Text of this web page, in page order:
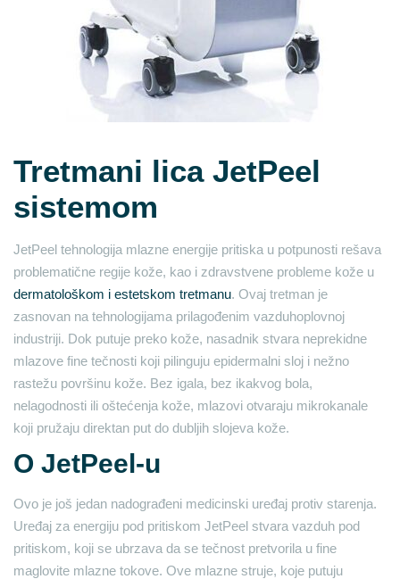
Tretmani lica JetPeel
sistemom
JetPeel tehnologija mlazne energije pritiska u potpunosti rešava
problematične regije kože, kao i zdravstvene probleme kože u
dermatološkom i estetskom tretmanu. Ovaj tretman je
zasnovan na tehnologijama prilagođenim vazduhoplovnoj
industriji. Dok putuje preko kože, nasadnik stvara neprekidne
mlazove fine tečnosti koji pilinguju epidermalni sloj i nežno
rastežu površinu kože. Bez igala, bez ikakvog bola,
nelagodnosti ili oštećenja kože, mlazovi otvaraju mikrokanale
koji pružaju direktan put do dubljih slojeva kože.
O JetPeel-u
Ovo je još jedan nadograđeni medicinski uređaj protiv starenja.
Uređaj za energiju pod pritiskom JetPeel stvara vazduh pod
pritiskom, koji se ubrzava da se tečnost pretvorila u fine
maglovite mlazne tokove. Ove mlazne struje, koje putuju